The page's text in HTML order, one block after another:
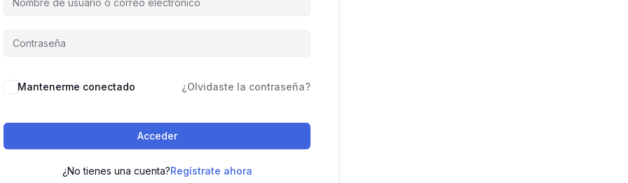
Mantenerme conectado ¿Olvidaste la contraseña?
Acceder
¿No tienes una cuenta?Regístrate ahora